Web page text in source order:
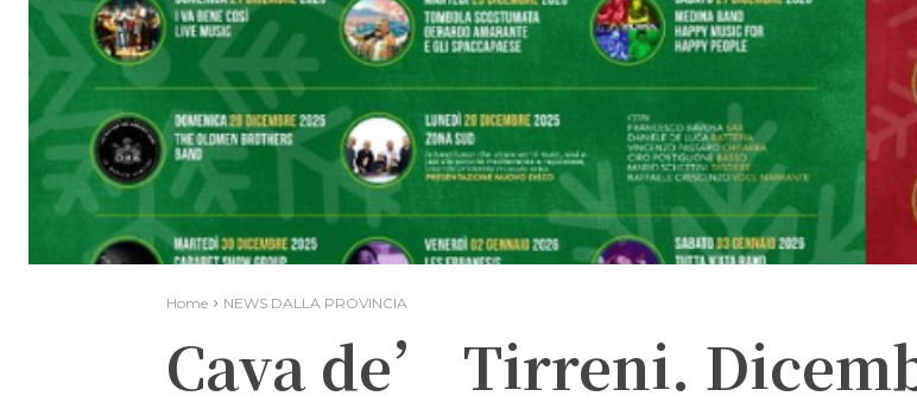
Home NEWS DALLA PROVINCIA
Cava de’ Tirreni.